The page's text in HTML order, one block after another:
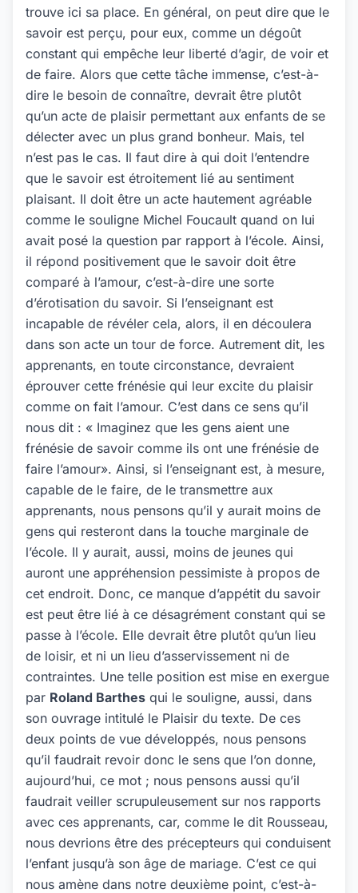
trouve ici sa place. En général, on peut dire que le
savoir est perçu, pour eux, comme un dégoût
constant qui empêche leur liberté d’agir, de voir et
de faire. Alors que cette tâche immense, c’est-à-
dire le besoin de connaître, devrait être plutôt
qu’un acte de plaisir permettant aux enfants de se
délecter avec un plus grand bonheur. Mais, tel
n’est pas le cas. Il faut dire à qui doit l’entendre
que le savoir est étroitement lié au sentiment
plaisant. Il doit être un acte hautement agréable
comme le souligne Michel Foucault quand on lui
avait posé la question par rapport à l’école. Ainsi,
il répond positivement que le savoir doit être
comparé à l’amour, c’est-à-dire une sorte
d’érotisation du savoir. Si l’enseignant est
incapable de révéler cela, alors, il en découlera
dans son acte un tour de force. Autrement dit, les
apprenants, en toute circonstance, devraient
éprouver cette frénésie qui leur excite du plaisir
comme on fait l’amour. C’est dans ce sens qu’il
nous dit : « Imaginez que les gens aient une
frénésie de savoir comme ils ont une frénésie de
faire l’amour». Ainsi, si l’enseignant est, à mesure,
capable de le faire, de le transmettre aux
apprenants, nous pensons qu’il y aurait moins de
gens qui resteront dans la touche marginale de
l’école. Il y aurait, aussi, moins de jeunes qui
auront une appréhension pessimiste à propos de
cet endroit. Donc, ce manque d’appétit du savoir
est peut être lié à ce désagrément constant qui se
passe à l’école. Elle devrait être plutôt qu’un lieu
de loisir, et ni un lieu d’asservissement ni de
contraintes. Une telle position est mise en exergue
par Roland Barthes qui le souligne, aussi, dans
son ouvrage intitulé le Plaisir du texte. De ces
deux points de vue développés, nous pensons
qu’il faudrait revoir donc le sens que l’on donne,
aujourd’hui, ce mot ; nous pensons aussi qu’il
faudrait veiller scrupuleusement sur nos rapports
avec ces apprenants, car, comme le dit Rousseau,
nous devrions être des précepteurs qui conduisent
l’enfant jusqu’à son âge de mariage. C’est ce qui
nous amène dans notre deuxième point, c’est-à-